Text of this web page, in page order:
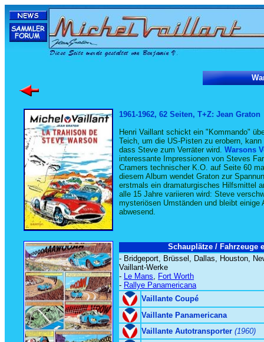
1961-1962, 62 Seiten, T+Z: Jean Graton
Henri Vaillant schickt ein "Kommando"
Teich, um die US-Pisten zu erobern,
dass Steve zum Verräter wird. Warsons
interessante Impressionen von Steves
Cramers technischer K.O. auf Seite 60
diesem Album wendet Graton zur
erstmals ein dramaturgisches Hilfsmittel
alle 15 Jahre variieren wird: Steve
mysteriösen Umständen und bleibt einige
abwesend.
Schauplätze / Fahrzeuge
- Bridgeport, Brüssel, Dallas, Houston,
Vaillant-Werke
- Le Mans, Fort Worth
- Rallye Panamericana
Vaillante Coupé
Vaillante Panamericana
Vaillante Autotransporter (1960)